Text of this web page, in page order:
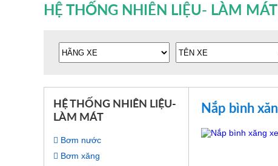
HỆ THỐNG NHIÊN LIỆU- LÀM MÁT
HỆ THỐNG NHIÊN LIỆU-
LÀM MÁT
Bơm nước
Bơm xăng
Nắp bình